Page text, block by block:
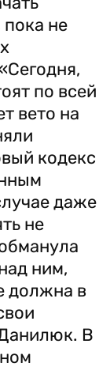
не
по всей
вето на
кодекс
даже
не
ним,
должна в
В